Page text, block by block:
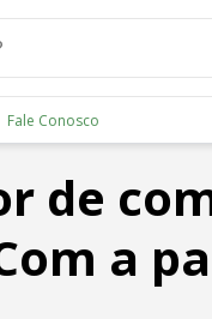
Fale Conosco
de
a